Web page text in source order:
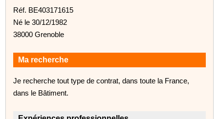
Réf. BE403171615
Né le 30/12/1982
38000 Grenoble
Ma recherche
Je recherche tout type de contrat, dans toute la France,
dans le Bâtiment.